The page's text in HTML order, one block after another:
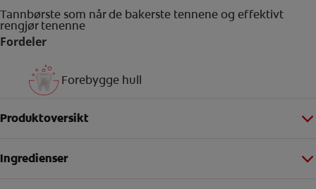
Tannbørste som når de bakerste tennene og effektivt
rengjør tenenne
Fordeler
Forebygge hull
Produktoversikt
Ingredienser